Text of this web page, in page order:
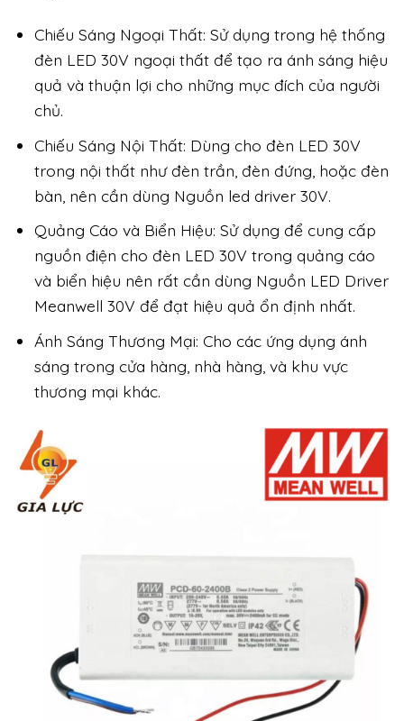
Chiếu Sáng Ngoại Thất: Sử dụng trong hệ thống
đèn LED 30V ngoại thất để tạo ra ánh sáng hiệu
quả và thuận lợi cho những mục đích của người
chủ.
Chiếu Sáng Nội Thất: Dùng cho đèn LED 30V
trong nội thất như đèn trần, đèn đứng, hoặc đèn
bàn, nên cần dùng Nguồn led driver 30V.
Quảng Cáo và Biển Hiệu: Sử dụng để cung cấp
nguồn điện cho đèn LED 30V trong quảng cáo
và biển hiệu nên rất cần dùng Nguồn LED Driver
Meanwell 30V để đạt hiệu quả ổn định nhất.
Ánh Sáng Thương Mại: Cho các ứng dụng ánh
sáng trong cửa hàng, nhà hàng, và khu vực
thương mại khác.